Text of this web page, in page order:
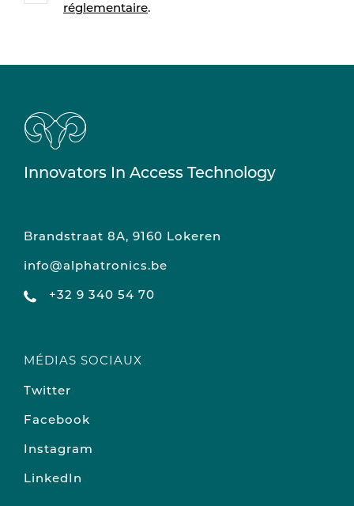
réglementaire.
Innovators In Access Technology
Brandstraat 8A, 9160 Lokeren
info@alphatronics.be
+32 9 340 54 70
MÉDIAS SOCIAUX
Twitter
Facebook
Instagram
LinkedIn